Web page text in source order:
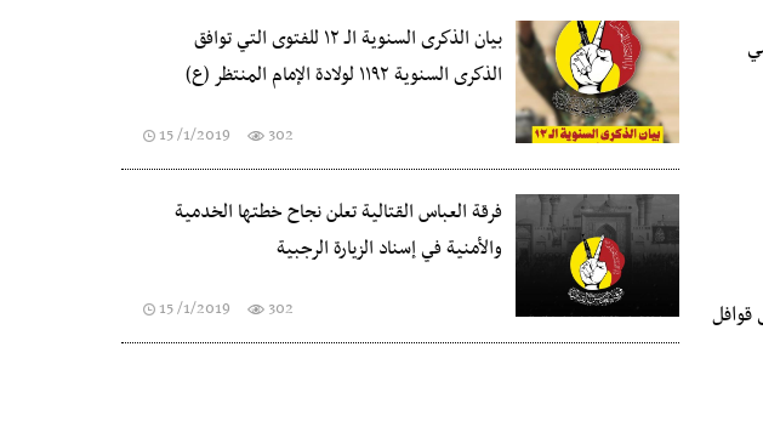
بيان الذكرى السنوية الـ ١٢ للفتوى التي توافق
الذكرى السنوية ١١٩٢ لولادة الإمام المنتظر (ع)
15 /1/2019 302
فرقة العباس القتالية تعلن نجاح خطتها الخدمية
والأمنية في إسناد الزيارة الرجبية
15 /1/2019 302